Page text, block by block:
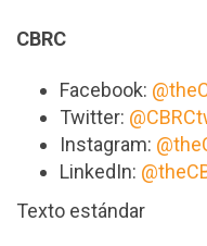
CBRC
Facebook:
Twitter:
Instagram:
LinkedIn:
Texto estándar